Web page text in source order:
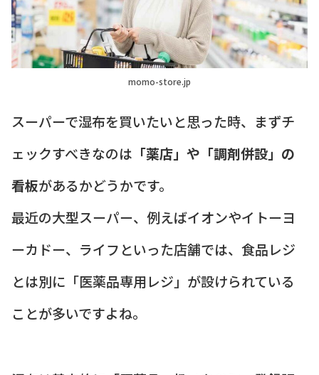
momo-store.jp
スーパーで湿布を買いたいと思った時、まずチ
ェックすべきなのは 「薬店」や「調剤併設」の
看板があるかどうかです。
最近の大型スーパー、例えばイオンやイトーヨ
ーカドー、ライフといった店舗では、食品レジ
とは別に「医薬品専用レジ」が設けられている
ことが多いですよね。